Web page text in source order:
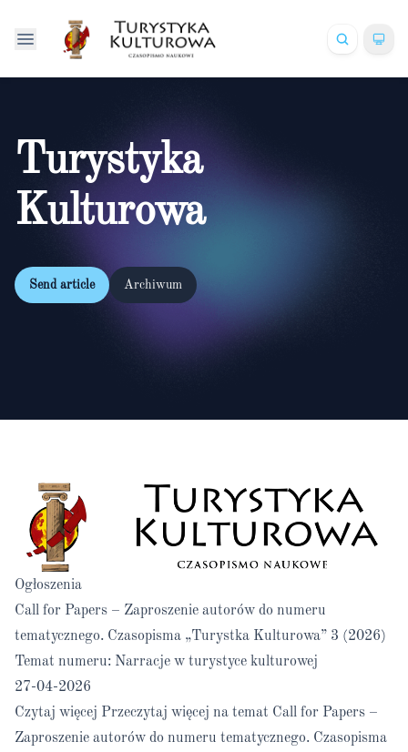
Turystyka
Kulturowa
Send article Archiwum
Ogłoszenia
Call for Papers – Zaproszenie autorów do numeru
tematycznego. Czasopisma „Turystka Kulturowa” 3 (2026)
Temat numeru: Narracje w turystyce kulturowej
27-04-2026
Czytaj więcej Przeczytaj więcej na temat Call for Papers –
Zaproszenie autorów do numeru tematycznego. Czasopisma